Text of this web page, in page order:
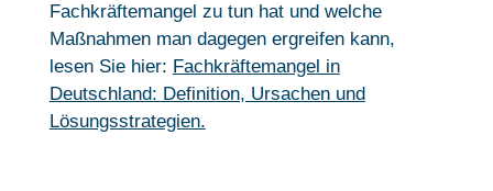
Fachkräftemangel zu tun hat und welche
Maßnahmen man dagegen ergreifen kann,
lesen Sie hier: Fachkräftemangel in
Deutschland: Definition, Ursachen und
Lösungsstrategien.